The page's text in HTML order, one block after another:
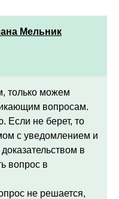
Мельник
только можем
вопросам.
Если не берет, то
с уведомлением и
в
вопрос в
не решается,